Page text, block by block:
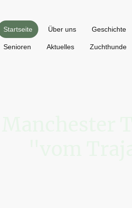
Startseite Über uns Geschichte
Senioren Aktuelles Zuchthunde